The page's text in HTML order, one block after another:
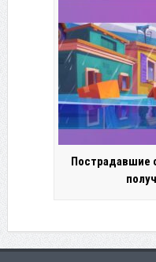
Пострадавшие